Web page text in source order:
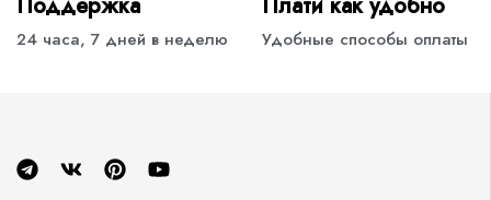
24 часа, 7 дней в неделю Удобные способы оплаты